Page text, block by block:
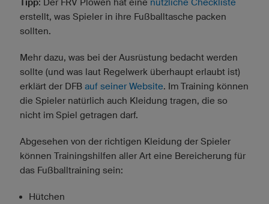
Tipp: Der FRV Plöwen hat eine nützliche Checkliste
erstellt, was Spieler in ihre Fußballtasche packen
sollten.
Mehr dazu, was bei der Ausrüstung bedacht werden
sollte (und was laut Regelwerk überhaupt erlaubt ist)
erklärt der DFB auf seiner Website. Im Training können
die Spieler natürlich auch Kleidung tragen, die so
nicht im Spiel getragen darf.
Abgesehen von der richtigen Kleidung der Spieler
können Trainingshilfen aller Art eine Bereicherung für
das Fußballtraining sein:
Hütchen